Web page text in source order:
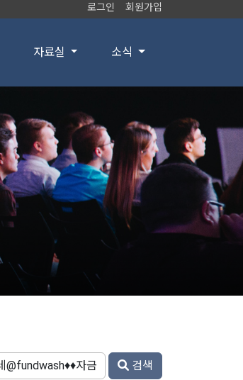
로그인 회원가입
자료실 소식
검색